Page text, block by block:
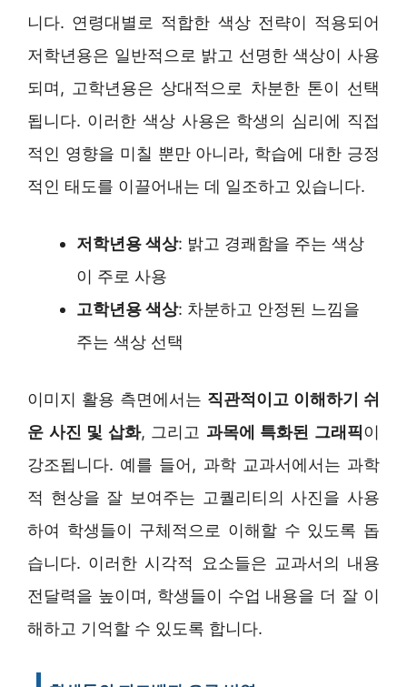
니다. 연령대별로 적합한 색상 전략이 적용되어
저학년용은 일반적으로 밝고 선명한 색상이 사용
되며, 고학년용은 상대적으로 차분한 톤이 선택
됩니다. 이러한 색상 사용은 학생의 심리에 직접
적인 영향을 미칠 뿐만 아니라, 학습에 대한 긍정
적인 태도를 이끌어내는 데 일조하고 있습니다.
저학년용 색상: 밝고 경쾌함을 주는 색상
이 주로 사용
고학년용 색상: 차분하고 안정된 느낌을
주는 색상 선택
이미지 활용 측면에서는 직관적이고 이해하기 쉬
운 사진 및 삽화, 그리고 과목에 특화된 그래픽이
강조됩니다. 예를 들어, 과학 교과서에서는 과학
적 현상을 잘 보여주는 고퀄리티의 사진을 사용
하여 학생들이 구체적으로 이해할 수 있도록 돕
습니다. 이러한 시각적 요소들은 교과서의 내용
전달력을 높이며, 학생들이 수업 내용을 더 잘 이
해하고 기억할 수 있도록 합니다.